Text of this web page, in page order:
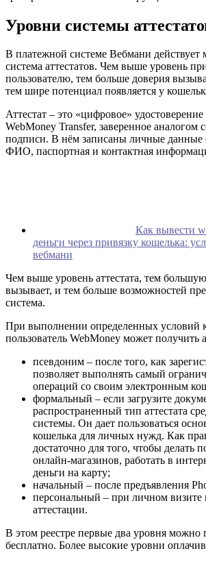
Уровни системы
В платежной системе Вебмани действует
система аттестатов. Чем выше уровень
пользователю, тем больше доверия
тем шире потенциал появляется у
Аттестат – это «цифровое»
WebMoney Transfer, заверенное аналогом
подписи. В нём записаны личные данные
ФИО, паспортная и контактная
Как вывести
деньги через привязку кошелька:
вебмани
Чем выше уровень аттестата, тем
вызывает, и тем больше возможностей
система.
При выполнении определенных условий
пользователь WebMoney может получить
псевдоним – после того, как
позволяет выполнять самый
операций со своим электронным
формальный – если загрузите
распространенный тип аттестата
системы. Он дает пользоваться
кошелька для личных нужд. Как
достаточно для того, чтобы делать
онлайн-магазинов, работать в
деньги на карту;
начальный – после предъявления
персональный – при личном визите
аттестации.
В этом реестре первые два уровня можно
бесплатно. Более высокие уровни